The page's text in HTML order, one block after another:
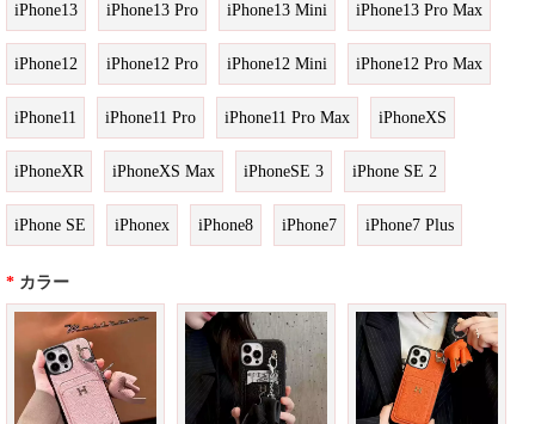
iPhone13 iPhone13 Pro iPhone13 Mini iPhone13 Pro Max
iPhone12 iPhone12 Pro iPhone12 Mini iPhone12 Pro Max
iPhone11 iPhone11 Pro iPhone11 Pro Max iPhoneXS
iPhoneXR iPhoneXS Max iPhoneSE 3 iPhone SE 2
iPhone SE iPhonex iPhone8 iPhone7 iPhone7 Plus
* カラー